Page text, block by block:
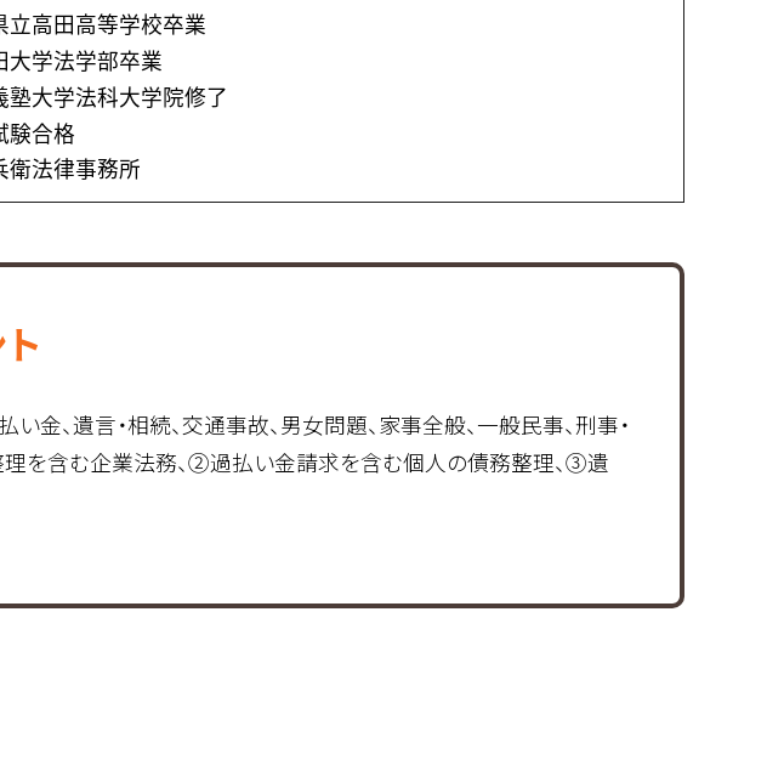
立高田高等学校卒業
大学法学部卒業
塾大学法科大学院修了
験合格
衛法律事務所
金、遺言・相続、交通事故、男女問題、家事全般、一般民事、刑事・
理を含む企業法務、②過払い金請求を含む個人の債務整理、③遺